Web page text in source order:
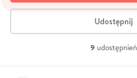
Udostępnij
9 udostępnień